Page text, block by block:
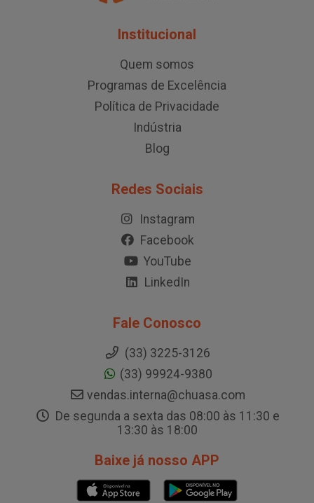
Institucional
Quem somos
Programas de Excelência
Política de Privacidade
Indústria
Blog
Redes Sociais
Instagram
Facebook
YouTube
LinkedIn
Fale Conosco
(33) 3225-3126
(33) 99924-9380
vendas.interna@chuasa.com
De segunda a sexta das 08:00 às 11:30 e
13:30 às 18:00
Baixe já nosso APP